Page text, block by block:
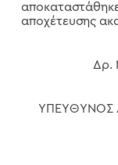
αποχέτευσης
Δρ.
ΥΠΕΥΘΥΝΟΣ